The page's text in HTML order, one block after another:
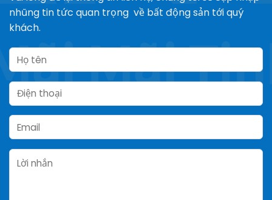
nhũng tin tức quan trọng về bất động sản tới quý
khách.